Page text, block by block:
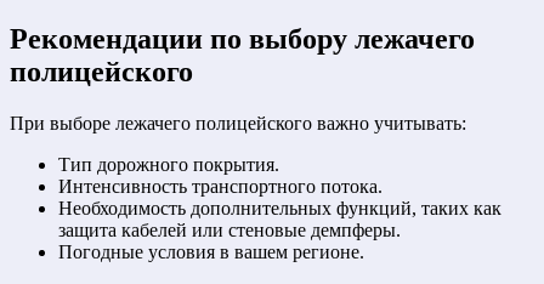
Рекомендации по выбору лежачего
полицейского
При выборе лежачего полицейского важно учитывать:
Тип дорожного покрытия.
Интенсивность транспортного потока.
Необходимость дополнительных функций, таких как
защита кабелей или стеновые демпферы.
Погодные условия в вашем регионе.